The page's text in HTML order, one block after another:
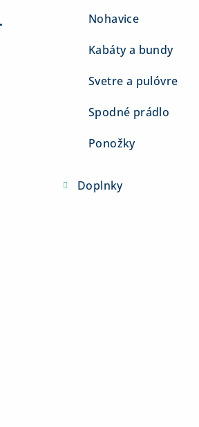
Nohavice
Kabáty a bundy
Svetre a pulóvre
Spodné prádlo
Ponožky
Doplnky